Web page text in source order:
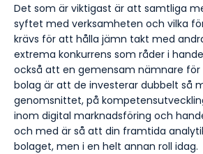
Det som är viktigast är att samtliga
syftet med verksamheten och vilka
krävs för att hålla jämn takt med
extrema konkurrens som råder i
också att en gemensam nämnare
bolag är att de investerar dubbelt så
genomsnittet, på
inom digital marknadsföring och
och med är så att din framtida
bolaget, men i en helt annan roll idag.